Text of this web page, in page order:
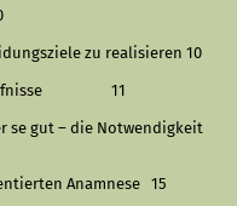
zu realisieren 10
11
se gut – die Notwendigkeit
Anamnese 15